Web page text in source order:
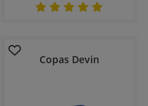
Copas Devin